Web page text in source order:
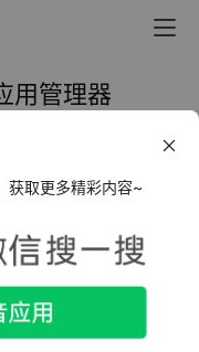
用管理器
业的SD卡文件管理
户管理自己的手机
装软件，还是找出
获取更多精彩内容~